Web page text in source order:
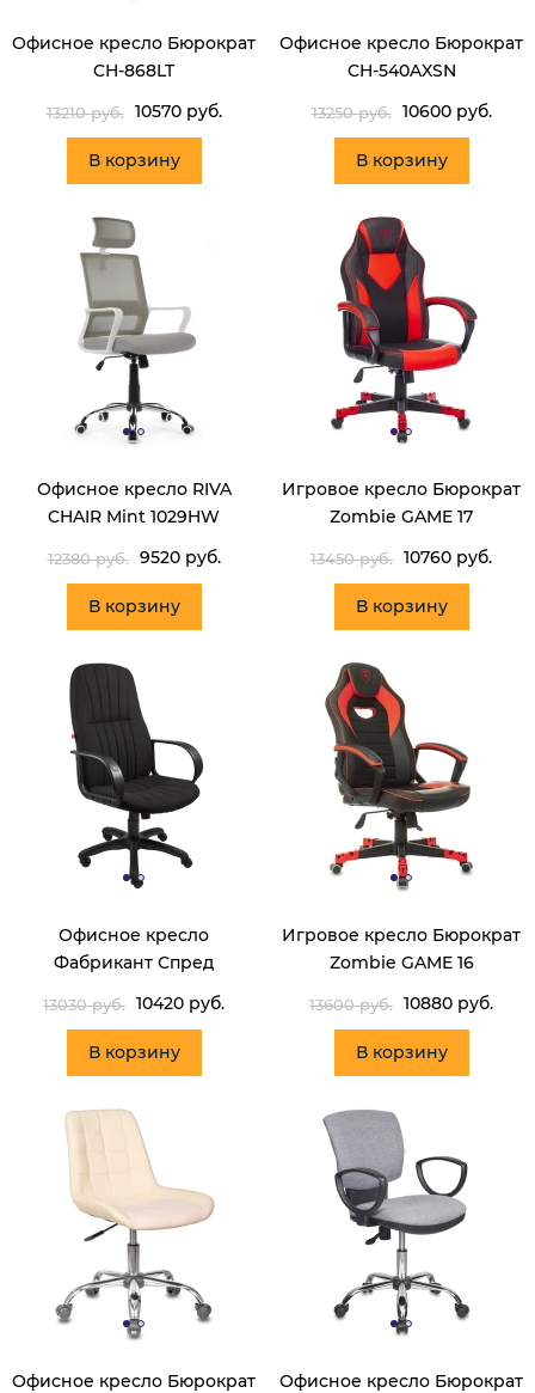
Офисное кресло Бюрократ
CH-868LT
13210 руб. 10570 руб.
В корзину
Офисное кресло Бюрократ
CH-540AXSN
13250 руб. 10600 руб.
В корзину
Офисное кресло RIVA
CHAIR Mint 1029HW
12380 руб. 9520 руб.
В корзину
Игровое кресло Бюрократ
Zombie GAME 17
13450 руб. 10760 руб.
В корзину
Офисное кресло
Фабрикант Спред
13030 руб. 10420 руб.
В корзину
Игровое кресло Бюрократ
Zombie GAME 16
13600 руб. 10880 руб.
В корзину
Офисное кресло Бюрократ
Офисное кресло Бюрократ